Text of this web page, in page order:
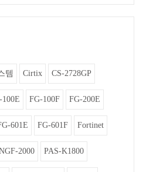
템 Cirtix CS-2728GP
100E FG-100F FG-200E
601E FG-601F Fortinet
2000 PAS-K1800